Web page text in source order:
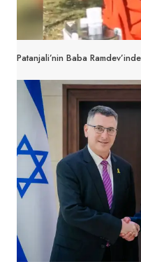
Patanjali’nin Baba